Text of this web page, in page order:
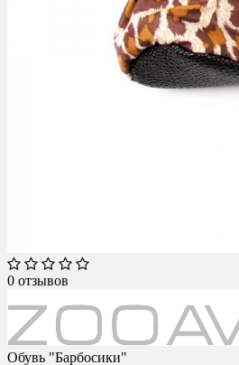
0 отзывов
Обувь "Барбосики"